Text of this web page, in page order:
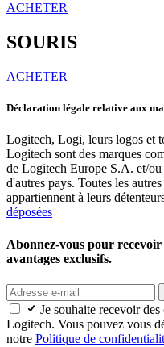
ACHETER
SOURIS
ACHETER
Déclaration légale relative aux
Logitech, Logi, leurs logos et
Logitech sont des marques
de Logitech Europe S.A. et/
d'autres pays. Toutes les
appartiennent à leurs
déposées
Abonnez-vous pour
avantages exclusifs.
Je souhaite recevoir
Logitech. Vous pouvez vous
notre Politique de